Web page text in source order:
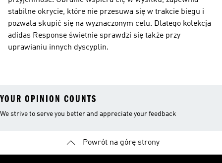
stabilne okrycie, które nie przesuwa się w trakcie biegu i
pozwala skupić się na wyznaczonym celu. Dlatego kolekcja
adidas Response świetnie sprawdzi się także przy
uprawianiu innych dyscyplin.
YOUR OPINION COUNTS
We strive to serve you better and appreciate your feedback
Powrót na górę strony